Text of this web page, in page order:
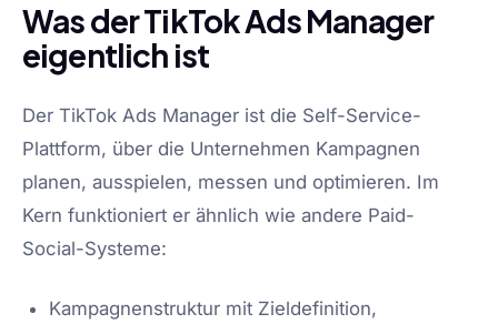
Was der TikTok Ads Manager
eigentlich ist
Der TikTok Ads Manager ist die Self-Service-
Plattform, über die Unternehmen Kampagnen
planen, ausspielen, messen und optimieren. Im
Kern funktioniert er ähnlich wie andere Paid-
Social-Systeme:
Kampagnenstruktur mit Zieldefinition,